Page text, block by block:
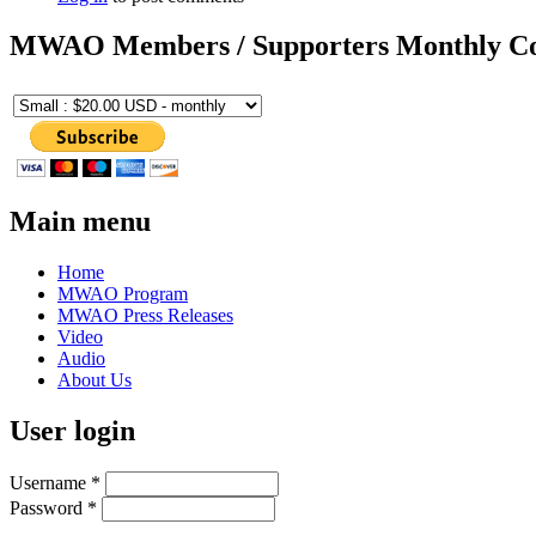
MWAO Members / Supporters Monthly
Main menu
Home
MWAO Program
MWAO Press Releases
Video
Audio
About Us
User login
Username *
Password *